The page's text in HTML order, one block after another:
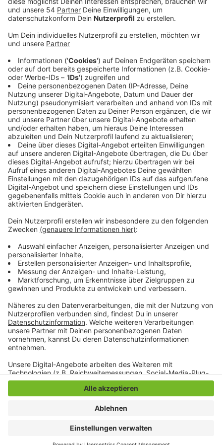
Veröffentlicht:Mittwoch, 29.06.2022 14:37
Anzeige
Laut Stadt sind im Moment 339 Personen ungeimpft,
die in diese Gruppen gehören. Die Impfpflicht gilt zum
Beispiel für Beschäftigte in Krankenhäusern,
Arztpraxen und Pflegeinrichtungen. Die Stadt hat jetzt
Anhörungsschreiben an die Mönchengladbacher
verschickt, die laut ihren Arbeitgebern gegen die
einrichtungsbezogene Impfpflicht verstoßen. Die
Betroffenen können dann noch einmal Stellung dazu
beziehen. Bußgelder und Arbeitsverbote greifen aber
laut der Stadt erst dann, wenn eine allgemeingültige
und gerichtsfeste Einschätzung vorliegt. Im Moment
laufen noch die Prüfverfahren. Von der
Menschen, die sich aus medizinischen Gründen nicht
Anzeige